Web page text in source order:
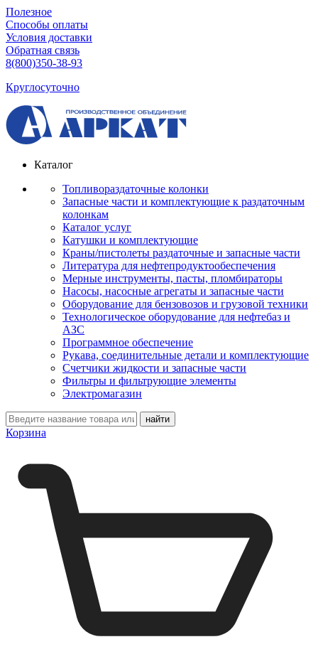
Полезное
Способы оплаты
Условия доставки
Обратная связь
8(800)350-38-93
Круглосуточно
Каталог
Топливораздаточные колонки
Запасные части и комплектующие к раздаточным
колонкам
Каталог услуг
Катушки и комплектующие
Краны/пистолеты раздаточные и запасные части
Литература для нефтепродуктообеспечения
Мерные инструменты, пасты, пломбираторы
Насосы, насосные агрегаты и запасные части
Оборудование для бензовозов и грузовой техники
Технологическое оборудование для нефтебаз и
АЗС
Программное обеспечение
Рукава, соединительные детали и комплектующие
Счетчики жидкости и запасные части
Фильтры и фильтрующие элементы
Электромагазин
Корзина